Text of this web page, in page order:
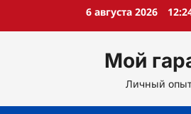
6 августа 2026
Мой
Личный